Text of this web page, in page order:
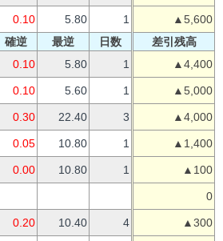
0.10 5.80 1
▲5,600
確逆 最逆 日数
差引残高
0.10 5.80 1 ▲4,400
0.10 5.60 1 ▲5,000
0.30 22.40 3 ▲4,000
0.05 10.80 1 ▲1,400
0.00 10.80 1 ▲100
0
0.20 10.40 4 ▲300